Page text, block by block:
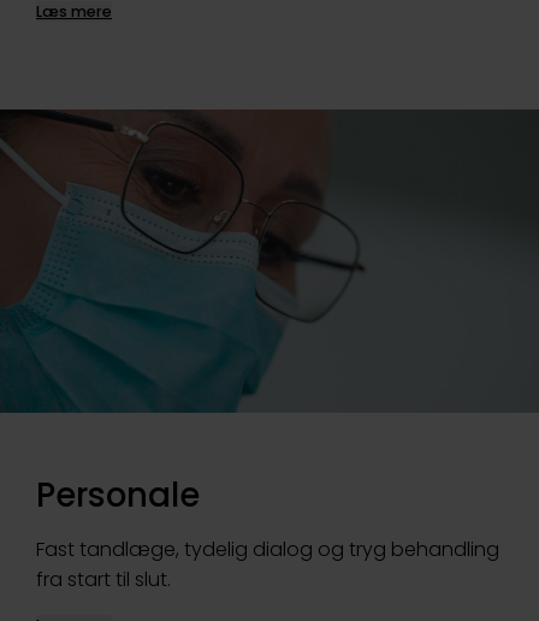
Læs mere
Personale
Fast tandlæge, tydelig dialog og tryg behandling
fra start til slut.